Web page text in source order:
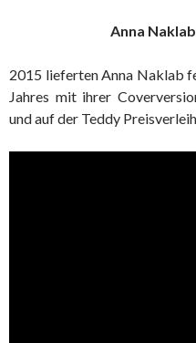
Anna
2015 lieferten Anna Naklab
Jahres mit ihrer
und auf der Teddy